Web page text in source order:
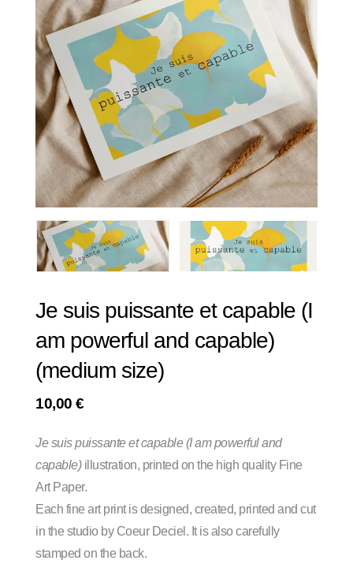
Je suis puissante et capable (I
am powerful and capable)
(medium size)
10,00 €
Je suis puissante et capable (I am powerful and
capable)illustration, printed on the high quality Fine
Art Paper.
Each fine art print is designed, created, printed and cut
in the studio by Coeur Deciel. It is also carefully
stamped on the back.